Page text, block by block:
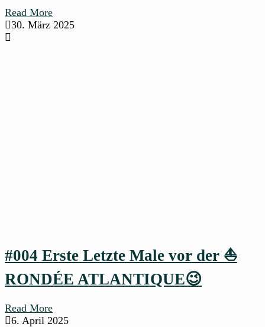
Read More
30. März 2025
#004 Erste Letzte Male vor der ⛵
RONDÉE ATLANTIQUE😉
Read More
6. April 2025